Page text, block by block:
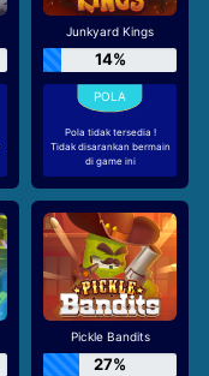
Junkyard Kings
14%
Pola tidak tersedia !
Tidak disarankan bermain
di game ini
Pickle Bandits
27%